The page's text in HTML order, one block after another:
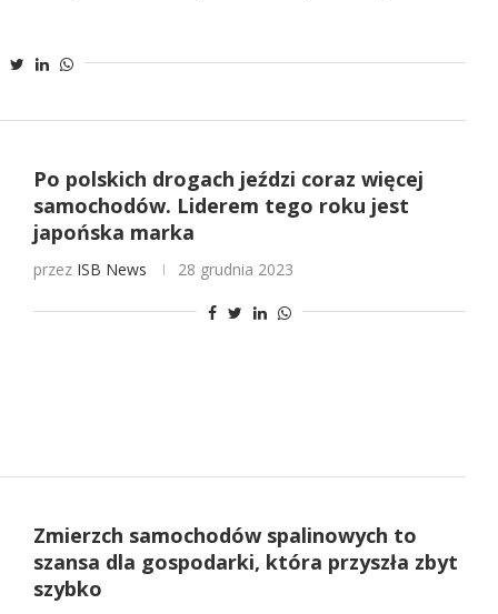
Po polskich drogach jeździ coraz więcej
samochodów. Liderem tego roku jest
japońska marka
przez ISB News 28 grudnia 2023
Zmierzch samochodów spalinowych to
szansa dla gospodarki, która przyszła zbyt
szybko